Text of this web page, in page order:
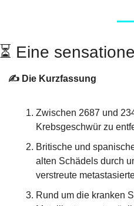
⏳ Eine
✍️ Die Kurzfassung
Zwischen 2687 und
Krebsgeschwür zu
Britische und
alten Schädels durch
verstreute
Rund um die kranken